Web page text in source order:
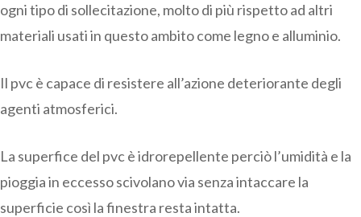
ogni tipo di sollecitazione, molto di più rispetto ad altri
materiali usati in questo ambito come legno e alluminio.
Il pvc è capace di resistere all’azione deteriorante degli
agenti atmosferici.
La superfice del pvc è idrorepellente perciò l’umidità e la
pioggia in eccesso scivolano via senza intaccare la
superficie così la finestra resta intatta.